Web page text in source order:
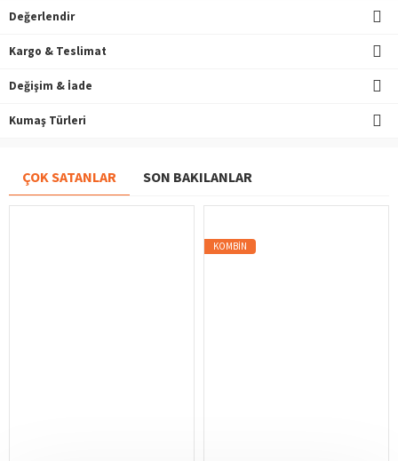
Değerlendir
Kargo & Teslimat
Değişim & İade
Kumaş Türleri
ÇOK SATANLAR SON BAKILANLAR
KOMBIN